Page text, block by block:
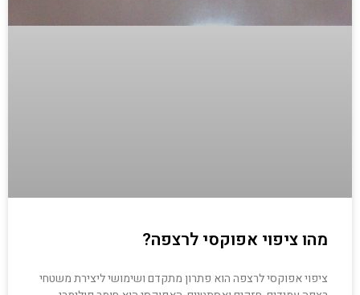
מהו ציפוי אפוקסי לרצפה?
ציפוי אפוקסי לרצפה הוא פתרון מתקדם ושימושי ליצירת משטחי